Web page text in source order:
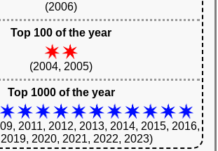
(2006)
Top 100 of the year
(2004, 2005)
Top 1000 of the year
2011, 2012, 2013, 2014, 2015, 2016,
2020, 2021, 2022, 2023)